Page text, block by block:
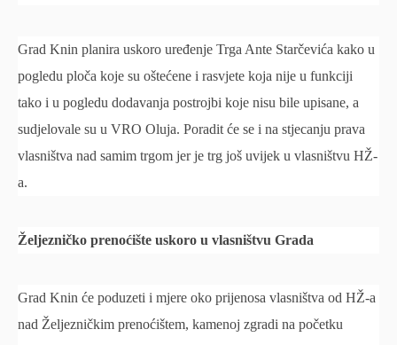
Grad Knin planira uskoro uređenje Trga Ante Starčevića kako u
pogledu ploča koje su oštećene i rasvjete koja nije u funkciji
tako i u pogledu dodavanja postrojbi koje nisu bile upisane, a
sudjelovale su u VRO Oluja. Poradit će se i na stjecanju prava
vlasništva nad samim trgom jer je trg još uvijek u vlasništvu HŽ-
a.
Željezničko prenoćište uskoro u vlasništvu Grada
Grad Knin će poduzeti i mjere oko prijenosa vlasništva od HŽ-a
nad Željezničkim prenoćištem, kamenoj zgradi na početku